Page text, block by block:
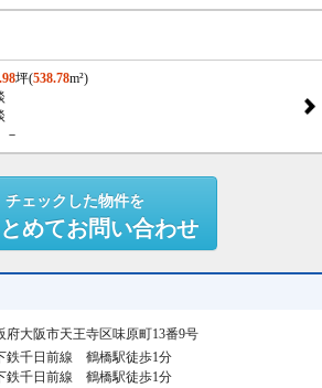
坪(538.78m²)
チェックした物件を
めてお問い合わせ
府大阪市天王寺区味原町13番9号
鉄千日前線 鶴橋駅徒歩1分
鉄千日前線 鶴橋駅徒歩1分